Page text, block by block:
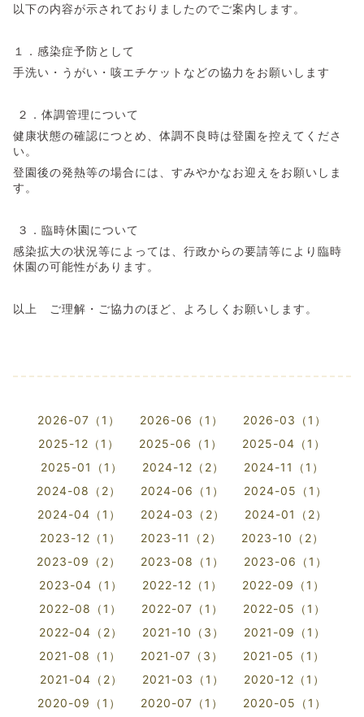
以下の内容が示されておりましたのでご案内します。
１．感染症予防として
手洗い・うがい・咳エチケットなどの協力をお願いします
２．体調管理について
健康状態の確認につとめ、体調不良時は登園を控えてくださ
い。
登園後の発熱等の場合には、すみやかなお迎えをお願いしま
す。
３．臨時休園について
感染拡大の状況等によっては、行政からの要請等により臨時
休園の可能性があります。
以上 ご理解・ご協力のほど、よろしくお願いします。
2026-07（1） 2026-06（1）
2026-03（1）
2025-12（1）
2025-06（1）
2025-04（1）
2025-01（1）
2024-12（2）
2024-11（1）
2024-08（2）
2024-06（1）
2024-05（1）
2024-04（1）
2024-03（2）
2024-01（2）
2023-12（1）
2023-11（2）
2023-10（2）
2023-09（2）
2023-08（1）
2023-06（1）
2023-04（1）
2022-12（1）
2022-09（1）
2022-08（1）
2022-07（1）
2022-05（1）
2022-04（2）
2021-10（3）
2021-09（1）
2021-08（1）
2021-07（3）
2021-05（1）
2021-04（2）
2021-03（1）
2020-12（1）
2020-09（1）
2020-07（1）
2020-05（1）